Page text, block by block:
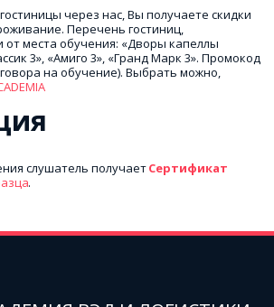
через нас, Вы получаете скидки
Перечень гостиниц,
от места обучения: «Дворы капеллы
3», «Амиго 3», «Гранд Марк 3». Промокод
на обучение). Выбрать можно,
слушатель получает
.